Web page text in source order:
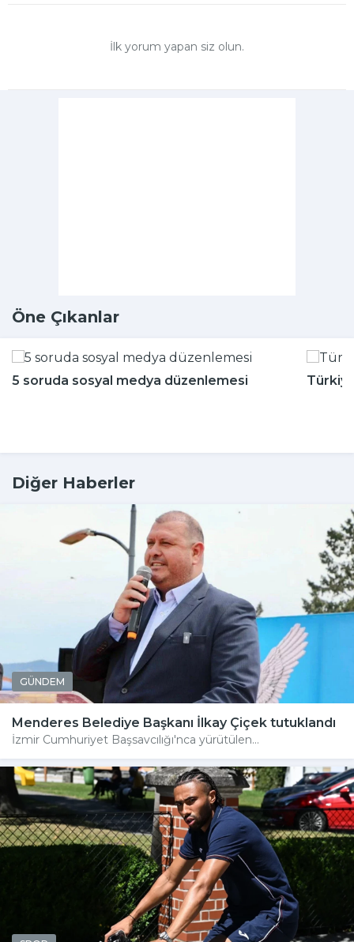
İlk yorum yapan siz olun.
Öne Çıkanlar
5 soruda sosyal medya düzenlemesi
Diğer Haberler
GÜNDEM
Menderes Belediye Başkanı İlkay Çiçek tutuklandı
İzmir Cumhuriyet Başsavcılığı'nca yürütülen...